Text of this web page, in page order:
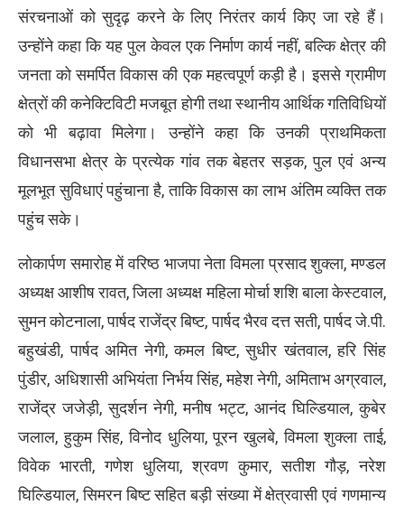
संरचनाओं को सुदृढ़ करने के लिए निरंतर कार्य किए जा रहे हैं।
उन्होंने कहा कि यह पुल केवल एक निर्माण कार्य नहीं, बल्कि क्षेत्र की
जनता को समर्पित विकास की एक महत्वपूर्ण कड़ी है। इससे ग्रामीण
क्षेत्रों की कनेक्टिविटी मजबूत होगी तथा स्थानीय आर्थिक गतिविधियों
को भी बढ़ावा मिलेगा। उन्होंने कहा कि उनकी प्राथमिकता
विधानसभा क्षेत्र के प्रत्येक गांव तक बेहतर सड़क, पुल एवं अन्य
मूलभूत सुविधाएं पहुंचाना है, ताकि विकास का लाभ अंतिम व्यक्ति तक
पहुंच सके।
लोकार्पण समारोह में वरिष्ठ भाजपा नेता विमला प्रसाद शुक्ला, मण्डल
अध्यक्ष आशीष रावत, जिला अध्यक्ष महिला मोर्चा शशि बाला केस्टवाल,
सुमन कोटनाला, पार्षद राजेंद्र बिष्ट, पार्षद भैरव दत्त सती, पार्षद जे.पी.
बहुखंडी, पार्षद अमित नेगी, कमल बिष्ट, सुधीर खंतवाल, हरि सिंह
पुंडीर, अधिशासी अभियंता निर्भय सिंह, महेश नेगी, अमिताभ अग्रवाल,
राजेंद्र जजेड़ी, सुदर्शन नेगी, मनीष भट्ट, आनंद घिल्डियाल, कुबेर
जलाल, हुकुम सिंह, विनोद धुलिया, पूरन खुलबे, विमला शुक्ला ताई,
विवेक भारती, गणेश धुलिया, श्रवण कुमार, सतीश गौड़, नरेश
घिल्डियाल, सिमरन बिष्ट सहित बड़ी संख्या में क्षेत्रवासी एवं गणमान्य